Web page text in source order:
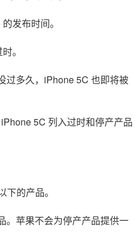
发布时间。
。
过多久，iPhone 5C 也即将被
5C 列入过时和停产产品
的产品。
。苹果不会为停产产品提供一